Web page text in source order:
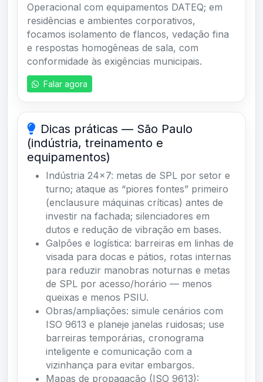
Operacional com equipamentos DATEQ; em
residências e ambientes corporativos,
focamos isolamento de flancos, vedação fina
e respostas homogêneas de sala, com
conformidade às exigências municipais.
Falar agora
Dicas práticas — São Paulo
(indústria, treinamento e
equipamentos)
Indústria 24×7: metas de SPL por setor e
turno; ataque as “piores fontes” primeiro
(enclausure máquinas críticas) antes de
investir na fachada; silenciadores em
dutos e redução de vibração em bases.
Galpões e logística: barreiras em linhas de
visada para docas e pátios, rotas internas
para reduzir manobras noturnas e metas
de SPL por acesso/horário — menos
queixas e menos PSIU.
Obras/ampliações: simule cenários com
ISO 9613 e planeje janelas ruidosas; use
barreiras temporárias, cronograma
inteligente e comunicação com a
vizinhança para evitar embargos.
Mapas de propagação (ISO 9613):